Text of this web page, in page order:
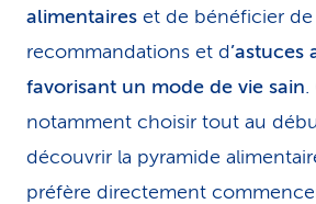
alimentaires et de bénéficier de
recommandations et d’astuces
favorisant un mode de vie sain.
notamment choisir tout au
découvrir la pyramide
préfère directement